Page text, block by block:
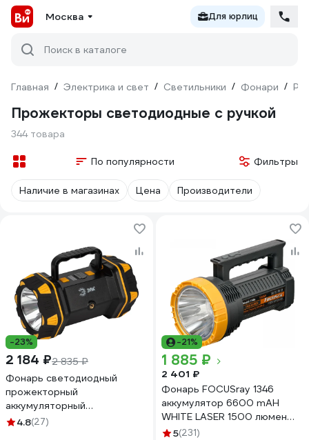
Москва Для юрлиц
Поиск в каталоге
Главная / Электрика и свет / Светильники / Фонари /
Прожекторы светодиодные с ручкой
344 товара
По популярности Фильтры
Наличие в магазинах Цена Производители
-23%
2 184 ₽2 835 ₽
Фонарь светодиодный
прожекторный
аккумуляторный
многофункциональный
4.8(27)
-21%
1 885 ₽
2 401 ₽
Фонарь FOCUSray 1346
аккумулятор 6600 mAH
WHITE LASER 1500 люмен
USB кабель 890590
5(231)